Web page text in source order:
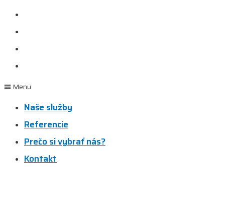
Menu
Naše služby
Referencie
Prečo si vybrať nás?
Kontakt